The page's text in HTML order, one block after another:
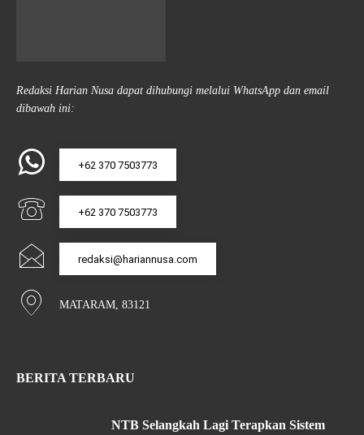
Redaksi Harian Nusa dapat dihubungi melalui WhatsApp dan email
dibawah ini:
+62 370 7503773
+62 370 7503773
redaksi@hariannusa.com
MATARAM, 83121
BERITA TERBARU
NTB Selangkah Lagi Terapkan Sistem